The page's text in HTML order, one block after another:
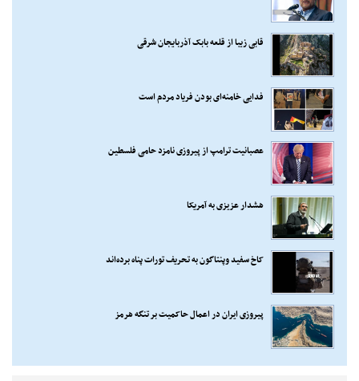
قابی زیبا از قلعه بابک آذربایجان شرقی
فدایی خامنه‌ای بودن فریاد مردم است
عصبانیت ترامپ از پیروزی نامزد حامی فلسطین
هشدار عزیزی به آمریکا
کاخ سفید وپنتاگون به تحریف تورات پناه برده‌اند
پیروزی ایران در اعمال حاکمیت بر تنگه هرمز